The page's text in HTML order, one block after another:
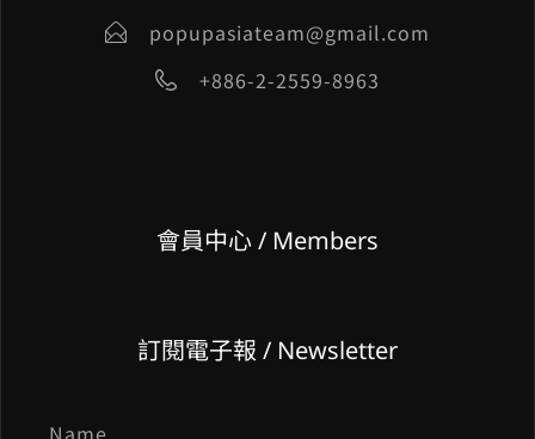
popupasiateam@gmail.com
+886-2-2559-8963
會員中心 / Members
訂閱電子報 / Newsletter